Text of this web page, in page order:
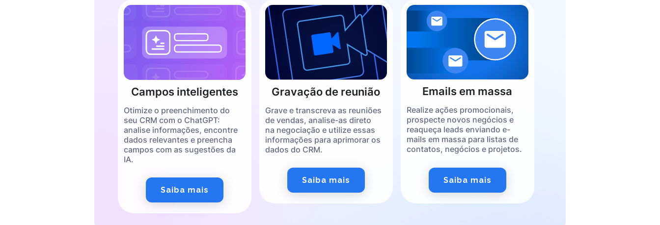
Campos inteligentes
Otimize o preenchimento do
seu CRM com o ChatGPT:
analise informações, encontre
dados relevantes e preencha
campos com as sugestões da
IA.
Saiba mais
Gravação de reunião
Grave e transcreva as reuniões
de vendas, analise-as direto
na negociação e utilize essas
informações para aprimorar os
dados do CRM.
Saiba mais
Emails em massa
Realize ações promocionais,
prospecte novos negócios e
reaqueça leads enviando e-
mails em massa para listas de
contatos, negócios e projetos.
Saiba mais